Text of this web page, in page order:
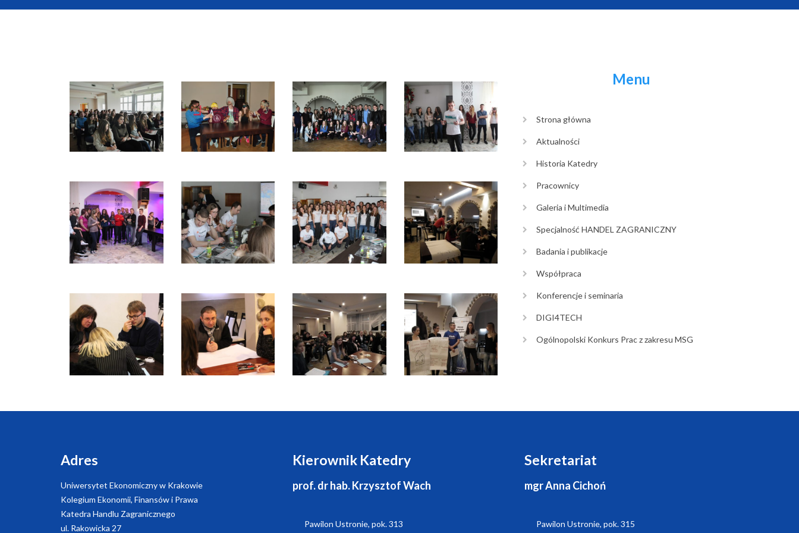
Menu
Strona główna
Aktualności
Historia Katedry
Pracownicy
Galeria i Multimedia
Specjalność HANDEL ZAGRANICZNY
Badania i publikacje
Współpraca
Konferencje i seminaria
DIGI4TECH
Ogólnopolski Konkurs Prac z zakresu MSG
Adres
Uniwersytet Ekonomiczny w Krakowie
Kolegium Ekonomii, Finansów i Prawa
Katedra Handlu Zagranicznego
ul. Rakowicka 27
Kierownik Katedry
prof. dr hab. Krzysztof Wach
Pawilon Ustronie, pok. 313
Sekretariat
mgr Anna Cichoń
Pawilon Ustronie, pok. 315